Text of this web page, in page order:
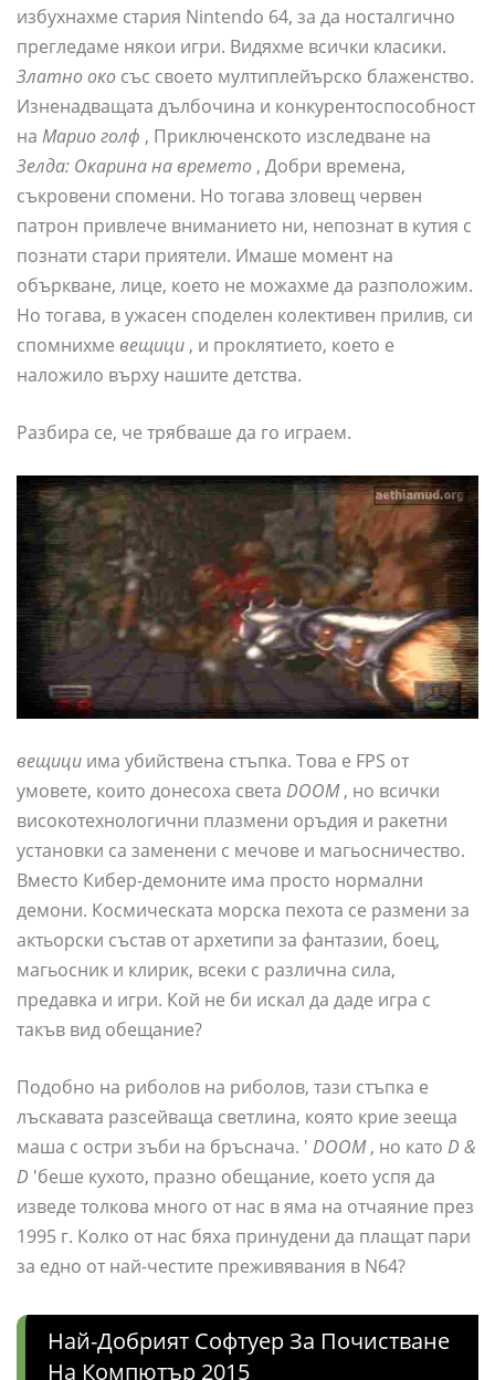
избухнахме стария Nintendo 64, за да носталгично
прегледаме някои игри. Видяхме всички класики.
Златно око със своето мултиплейърско блаженство.
Изненадващата дълбочина и конкурентоспособност
на Марио голф , Приключенското изследване на
Зелда: Окарина на времето , Добри времена,
съкровени спомени. Но тогава зловещ червен
патрон привлече вниманието ни, непознат в кутия с
познати стари приятели. Имаше момент на
объркване, лице, което не можахме да разположим.
Но тогава, в ужасен споделен колективен прилив, си
спомнихме вещици , и проклятието, което е
наложило върху нашите детства.
Разбира се, че трябваше да го играем.
вещици има убийствена стъпка. Това е FPS от
умовете, които донесоха света DOOM, но всички
високотехнологични плазмени оръдия и ракетни
установки са заменени с мечове и магьосничество.
Вместо Кибер-демоните има просто нормални
демони. Космическата морска пехота се размени за
актьорски състав от архетипи за фантазии, боец,
магьосник и клирик, всеки с различна сила,
предавка и игри. Кой не би искал да даде игра с
такъв вид обещание?
Подобно на риболов на риболов, тази стъпка е
лъскавата разсейваща светлина, която крие зееща
маша с остри зъби на бръснача. ' DOOM, но като D &
D 'беше кухото, празно обещание, което успя да
изведе толкова много от нас в яма на отчаяние през
1995 г. Колко от нас бяха принудени да плащат пари
за едно от най-честите преживявания в N64?
Най-Добрият Софтуер За Почистване
На Компютър 2015